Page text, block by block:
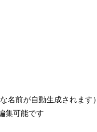
名前が自動生成されます）
集可能です